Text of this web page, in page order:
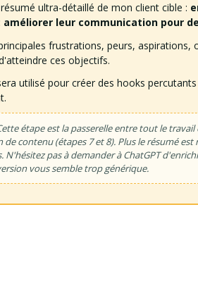
ultra-détaillé de mon client cible :
leur communication pour
frustrations, peurs, aspirations,
ces objectifs.
utilisé pour créer des hooks
étape est la passerelle entre tout le
contenu (étapes 7 et 8). Plus le résumé
N'hésitez pas à demander à ChatGPT
vous semble trop générique.